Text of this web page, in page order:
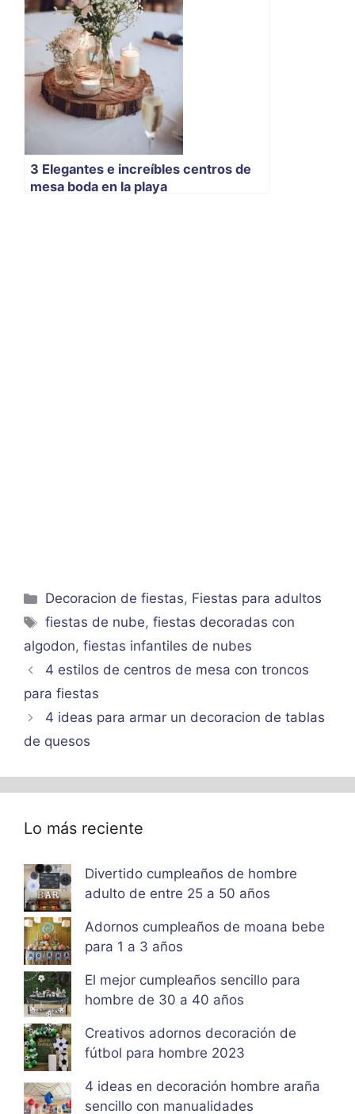
3 Elegantes e increíbles centros de
mesa boda en la playa
Categorías
Decoracion de fiestas, Fiestas para adultos
Etiquetas
fiestas de nube,fiestas decoradas con
algodon, fiestas infantiles de nubes
4 estilos de centros de mesa con troncos
para fiestas
4 ideas para armar un decoracion de tablas
de quesos
Lo más reciente
Divertido cumpleaños de hombre
adulto de entre 25 a 50 años
Adornos cumpleaños de moana bebe
para 1 a 3 años
El mejor cumpleaños sencillo para
hombre de 30 a 40 años
Creativos adornos decoración de
fútbol para hombre 2023
4 ideas en decoración hombre araña
sencillo con manualidades